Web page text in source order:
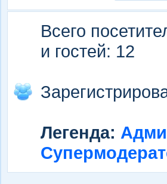
Всего
и гостей: 12
Легенда: